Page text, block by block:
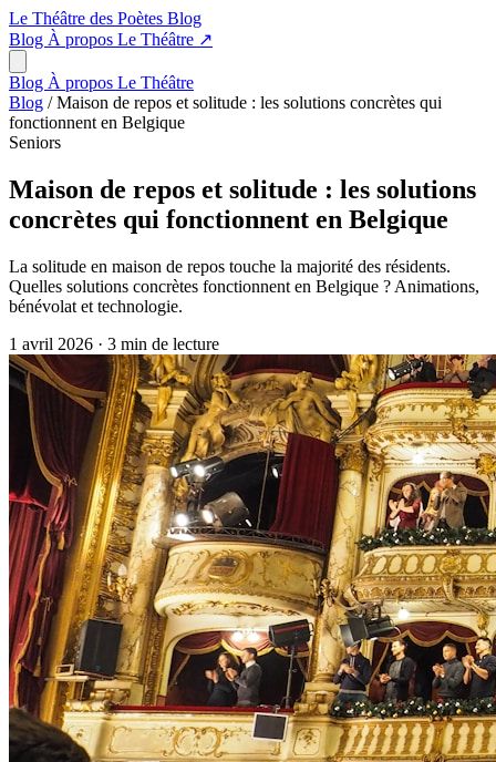
Le Théâtre des Poètes Blog
Blog À propos Le Théâtre ↗
Blog À propos Le Théâtre
Blog / Maison de repos et solitude : les solutions concrètes qui
fonctionnent en Belgique
Seniors
Maison de repos et solitude : les solutions
concrètes qui fonctionnent en Belgique
La solitude en maison de repos touche la majorité des résidents.
Quelles solutions concrètes fonctionnent en Belgique ? Animations,
bénévolat et technologie.
1 avril 2026 · 3 min de lecture